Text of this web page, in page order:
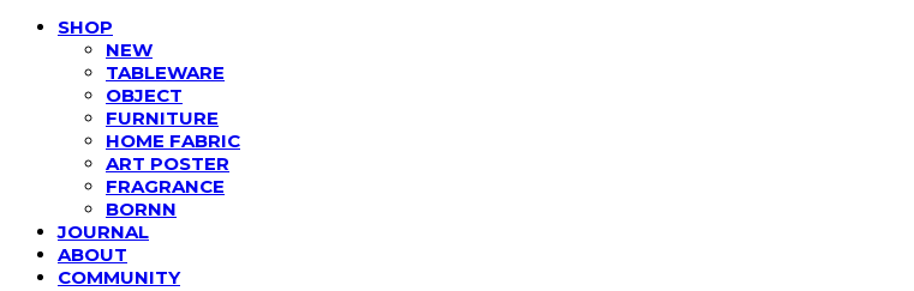
SHOP
NEW
TABLEWARE
OBJECT
FURNITURE
HOME FABRIC
ART POSTER
FRAGRANCE
BORNN
JOURNAL
ABOUT
COMMUNITY